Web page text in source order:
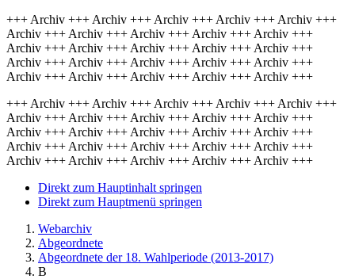
+++ Archiv +++ Archiv +++ Archiv +++ Archiv +++ Archiv +++
Archiv +++ Archiv +++ Archiv +++ Archiv +++ Archiv +++
Archiv +++ Archiv +++ Archiv +++ Archiv +++ Archiv +++
Archiv +++ Archiv +++ Archiv +++ Archiv +++ Archiv +++
Archiv +++ Archiv +++ Archiv +++ Archiv +++ Archiv +++
+++ Archiv +++ Archiv +++ Archiv +++ Archiv +++ Archiv +++
Archiv +++ Archiv +++ Archiv +++ Archiv +++ Archiv +++
Archiv +++ Archiv +++ Archiv +++ Archiv +++ Archiv +++
Archiv +++ Archiv +++ Archiv +++ Archiv +++ Archiv +++
Archiv +++ Archiv +++ Archiv +++ Archiv +++ Archiv +++
Direkt zum Hauptinhalt springen
Direkt zum Hauptmenü springen
Webarchiv
Abgeordnete
Abgeordnete der 18. Wahlperiode (2013-2017)
B